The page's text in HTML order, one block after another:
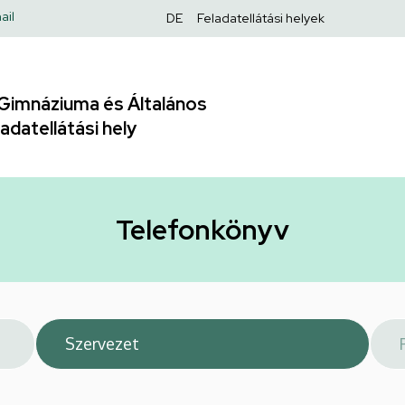
Felső
DE Feladatellátási helyek
és Általános
hely
Telefonkönyv